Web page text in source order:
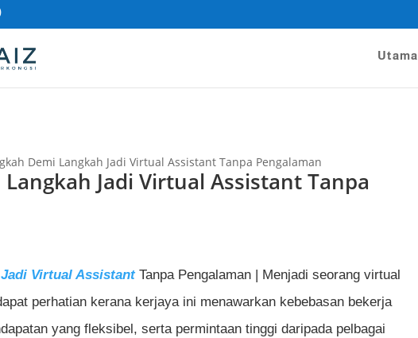
Utama
Demi Langkah Jadi Virtual Assistant Tanpa Pengalaman
Jadi Virtual Assistant Tanpa
Jadi Virtual AssistantTanpa Pengalaman | Menjadi seorang virtual
perhatian kerana kerjaya ini menawarkan kebebasan bekerja
yang fleksibel, serta permintaan tinggi daripada pelbagai